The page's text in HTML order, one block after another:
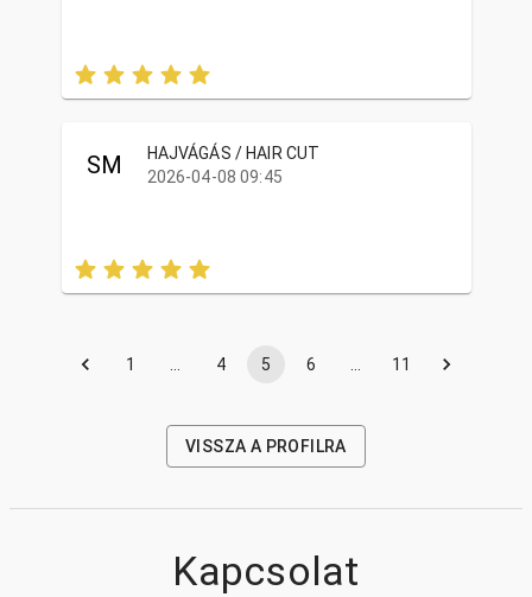
SM
HAJVÁGÁS / HAIR CUT
2026-04-08 09:45
1 … 4 5 6 … 11
VISSZA A PROFILRA
Kapcsolat